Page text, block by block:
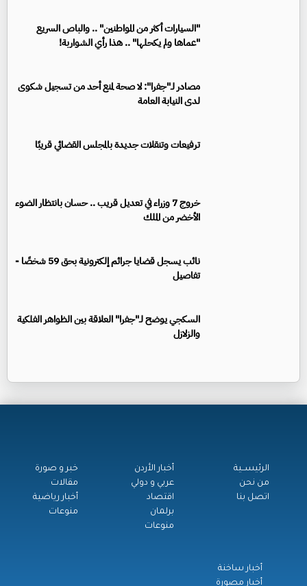
"السيارات أكثر من المواطنين" .. والباص السريع
"عماها ولم يكحلها" .. هذا رأي الشواربة!
مصادر لـ"جفرا": لا صحة لمنع أحد من تسجيل شكوى
لدى النيابة العامة
ترفيعات وتنقلات جديدة بالمجلس القضائي قريبًا
خروج 7 وزراء في تعديل قريب .. حسان بانتظار الضوء
الأخضر من الملك
نائب يسجل قضايا جرائم إلكترونية بحق 59 شخصًا -
تفاصيل
السكجي يوضح لـ"جفرا" العلاقة بين الظواهر الفلكية
والزلازل
الرئيســية
من نحن
اتصل بنا
أخبار الأردن
عربي و دولي
اقتصاد
برلمان
منوعات
خبر و صورة
مقالات
أخبار رياضية
منوعات
أخبار ساخنة
أخبار مصورة